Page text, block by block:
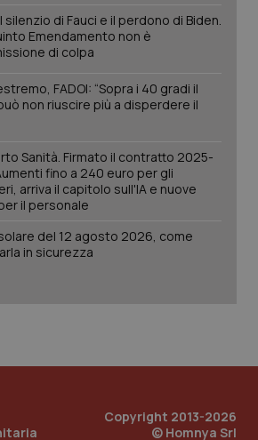
silenzio di Fauci e il perdono di Biden.
Emendamento non è
di colpa
FADOI: “Sopra i 40 gradi il
non riuscire più a disperdere il
Sanità. Firmato il contratto 2025-
fino a 240 euro per gli
arriva il capitolo sull'IA e nuove
il personale
del 12 agosto 2026, come
in sicurezza
Copyright 2013-2026
© Homnya Srl